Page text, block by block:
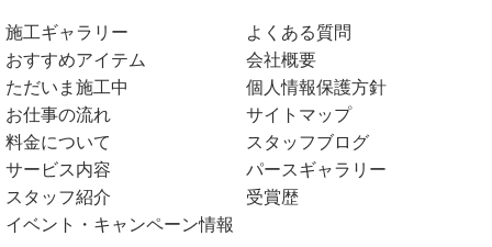
施工ギャラリー
おすすめアイテム
ただいま施工中
お仕事の流れ
料金について
サービス内容
スタッフ紹介
イベント・キャンペーン情報
よくある質問
会社概要
個人情報保護方針
サイトマップ
スタッフブログ
パースギャラリー
受賞歴